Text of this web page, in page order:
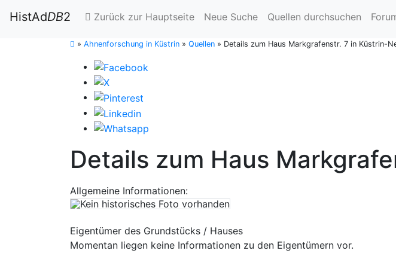
HistAdDB2 Zurück zur Hauptseite Neue Suche Quellen durchsuchen
» Ahnenforschung in Küstrin » Quellen » Details zum Haus Markgrafenstr. 7 in Küstrin-
Details zum Haus
Allgemeine Informationen:
Eigentümer des Grundstücks / Hauses
Momentan liegen keine Informationen zu den Eigentümern vor.